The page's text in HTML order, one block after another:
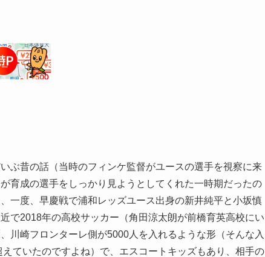
ぶ昔の話（当時のフィンケ監督がユースの選手を視察に来
育成の選手をしっかり見ようとしてくれた一時期だったの
一度、早慶戦で浦和レッズユース出身の新井純平と小坂慎
で2018年の高校サッカー（角田涼太朗が前橋育英高校にい
川崎フロンターレ側が5000人を入れるような形（そんな入
ていたのですよね）で、エスコートキッズもあり、相手の